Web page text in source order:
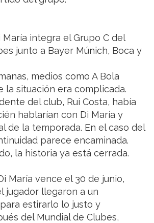
María integra el Grupo C del
junto a Bayer Múnich, Boca y
medios como A Bola
la situación era complicada.
del club, Rui Costa, había
hablarían con Di María y
de la temporada. En el caso del
parece encaminada.
la historia ya está cerrada.
María vence el 30 de junio,
jugador llegaron a un
estirarlo lo justo y
del Mundial de Clubes,